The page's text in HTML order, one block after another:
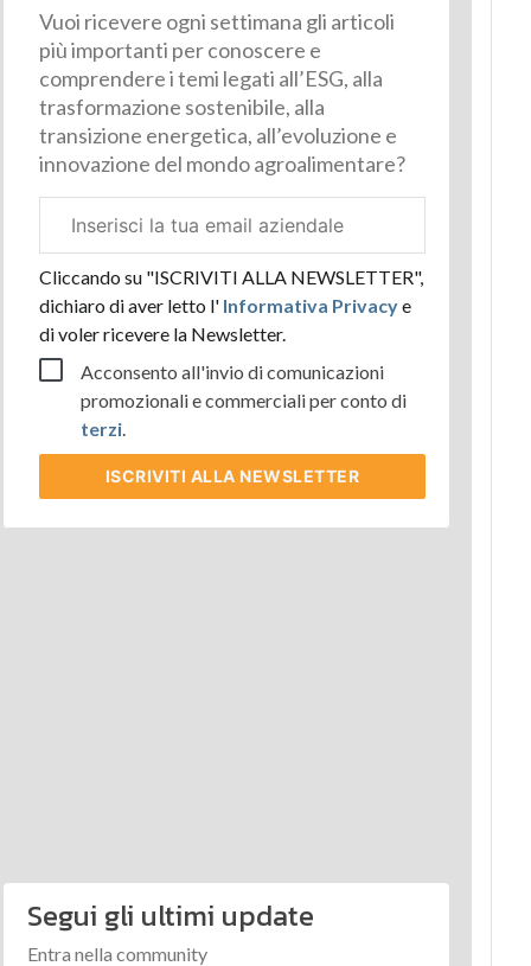
Vuoi ricevere ogni settimana gli articoli
più importanti per conoscere e
comprendere i temi legati all’ESG, alla
trasformazione sostenibile, alla
transizione energetica, all’evoluzione e
innovazione del mondo agroalimentare?
aziendale
Cliccando su "ISCRIVITI ALLA NEWSLETTER",
dichiaro di aver letto l'Informativa Privacye
di voler ricevere la Newsletter.
Acconsento all'invio di comunicazioni
promozionali e commerciali per conto di
terzi.
ISCRIVITI ALLA NEWSLETTER
Segui gli ultimi update
Entra nella community